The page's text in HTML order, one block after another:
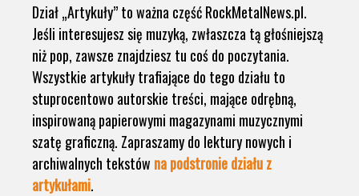
Dział „Artykuły” to ważna część RockMetalNews.pl.
Jeśli interesujesz się muzyką, zwłaszcza tą głośniejszą
niż pop, zawsze znajdziesz tu coś do poczytania.
Wszystkie artykuły trafiające do tego działu to
stuprocentowo autorskie treści, mające odrębną,
inspirowaną papierowymi magazynami muzycznymi
szatę graficzną. Zapraszamy do lektury nowych i
archiwalnych tekstów na podstronie działu z
artykułami.